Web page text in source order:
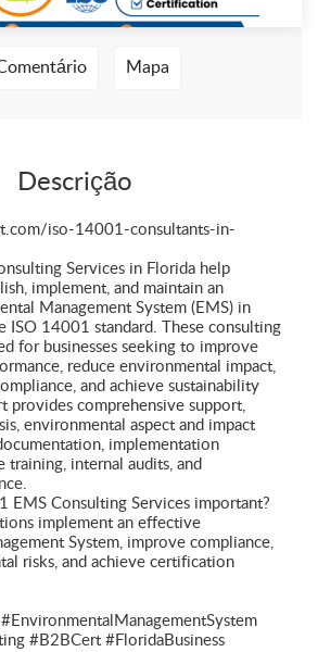
Mapa
Descrição
iso-14001-consultants-in-
Services in Florida help
implement, and maintain an
Management System (EMS) in
ISO 14001 standard. These consulting
for businesses seeking to improve
reduce environmental impact,
and achieve sustainability
provides comprehensive support,
environmental aspect and impact
implementation
training, internal audits, and
EMS Consulting Services important?
implement an effective
System, improve compliance,
risks, and achieve certification
#B2BCert #FloridaBusiness